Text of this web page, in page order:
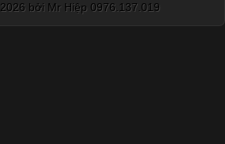
2026 bởi Mr Hiệp 0976.137.019